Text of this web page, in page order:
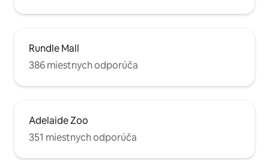
Rundle Mall
386 miestnych odporúča
Adelaide Zoo
351 miestnych odporúča